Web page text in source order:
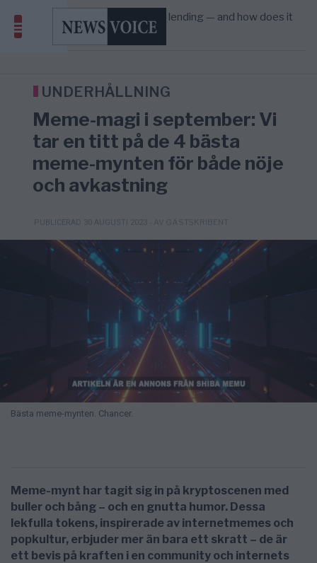
09:12
What is P2B lending — and how does it
differ from P2P?
KRIG & FRED
Richard D. Wolff: Därför provocerar
Överger tanken om ett ...
UNDERHÅLLNING
Meme-magi i september: Vi
tar en titt på de 4 bästa
meme-mynten för både nöje
och avkastning
PUBLICERAD 30 AUGUSTI 2023 - AV GÄSTSKRIBENT
Bästa meme-mynten. Chancer.
Meme-mynt har tagit sig in på kryptoscenen med
buller och bång – och en gnutta humor. Dessa
lekfulla tokens, inspirerade av internetmemes och
popkultur, erbjuder mer än bara ett skratt – de är
ett bevis på kraften i en community och internets